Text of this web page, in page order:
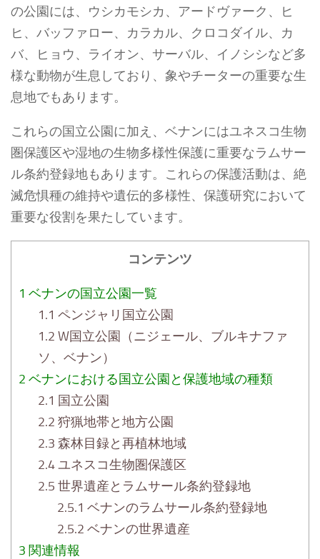
の公園には、ウシカモシカ、アードヴァーク、ヒ
ヒ、バッファロー、カラカル、クロコダイル、カ
バ、ヒョウ、ライオン、サーバル、イノシシなど多
様な動物が生息しており、象やチーターの重要な生
息地でもあります。
これらの国立公園に加え、ベナンにはユネスコ生物
圏保護区や湿地の生物多様性保護に重要なラムサー
ル条約登録地もあります。これらの保護活動は、絶
滅危惧種の維持や遺伝的多様性、保護研究において
重要な役割を果たしています。
コンテンツ
1 ベナンの国立公園一覧
1.1 ペンジャリ国立公園
1.2 W国立公園（ニジェール、ブルキナファ
ソ、ベナン）
2 ベナンにおける国立公園と保護地域の種類
2.1 国立公園
2.2 狩猟地帯と地方公園
2.3 森林目録と再植林地域
2.4ユネスコ生物圏保護区
2.5 世界遺産とラムサール条約登録地
2.5.1 ベナンのラムサール条約登録地
2.5.2 ベナンの世界遺産
3 関連情報